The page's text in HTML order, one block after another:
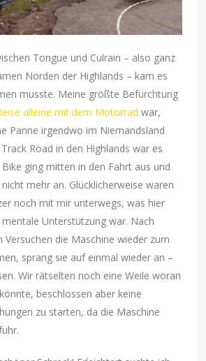
Tongue und Culrain – also ganz
Norden der Highlands – kam es
musste. Meine größte Befürchtung
alleine mit dem Motorrad war,
Panne irgendwo im Niemandsland
Road in den Highlands war es
ging mitten in den Fahrt aus und
mehr an. Glücklicherweise waren
noch mit mir unterwegs, was hier
Unterstützung war. Nach
Versuchen die Maschine wieder zum
sprang sie auf einmal wieder an –
Wir rätselten noch eine Weile woran
beschlossen aber keine
zu starten, da die Maschine